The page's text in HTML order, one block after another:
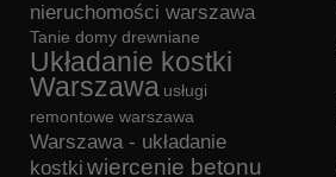
nieruchomości warszawa
Tanie domy drewniane
Układanie kostki
Warszawa usługi
remontowe warszawa
Warszawa - układanie
kostki wiercenie betonu